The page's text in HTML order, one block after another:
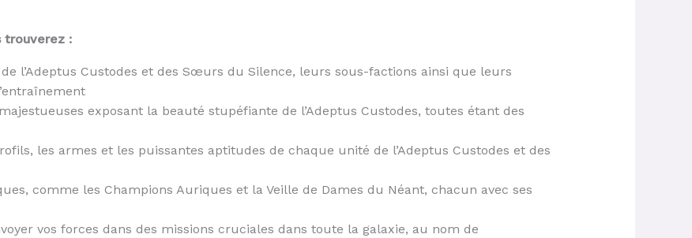
trouverez :
l’Adeptus Custodes et des Sœurs du Silence, leurs sous-factions ainsi que leurs
exposant la beauté stupéfiante de l’Adeptus Custodes, toutes étant des
les armes et les puissantes aptitudes de chaque unité de l’Adeptus Custodes et des
comme les Champions Auriques et la Veille de Dames du Néant, chacun avec ses
vos forces dans des missions cruciales dans toute la galaxie, au nom de